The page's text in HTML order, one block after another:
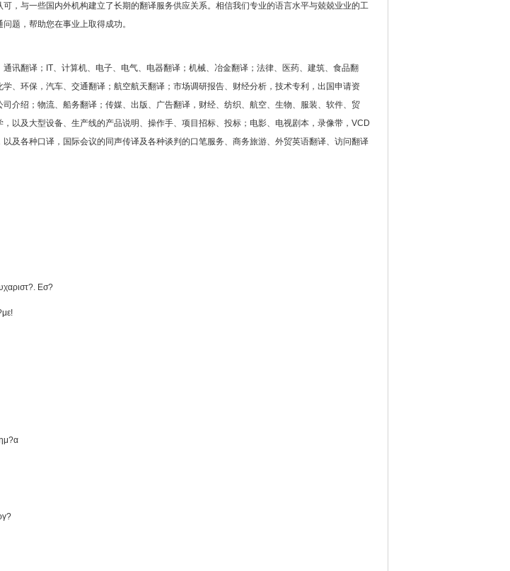
，与一些国内外机构建立了长期的翻译服务供应关系。相信我们专业的语言水平与兢兢业业的工
题，帮助您在事业上取得成功。
讯翻译；IT、计算机、电子、电气、电器翻译；机械、冶金翻译；法律、医药、建筑、食品翻
、环保，汽车、交通翻译；航空航天翻译；市场调研报告、财经分析，技术专利，出国申请资
介绍；物流、船务翻译；传媒、出版、广告翻译，财经、纺织、航空、生物、服装、软件、贸
以及大型设备、生产线的产品说明、操作手、项目招标、投标；电影、电视剧本，录像带，VCD
及各种口译，国际会议的同声传译及各种谈判的口笔服务、商务旅游、外贸英语翻译、访问翻译
Εσ?